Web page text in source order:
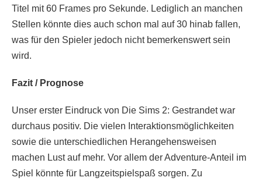
Titel mit 60 Frames pro Sekunde. Lediglich an manchen
Stellen könnte dies auch schon mal auf 30 hinab fallen,
was für den Spieler jedoch nicht bemerkenswert sein
wird.
Fazit / Prognose
Unser erster Eindruck von Die Sims 2: Gestrandet war
durchaus positiv. Die vielen Interaktionsmöglichkeiten
sowie die unterschiedlichen Herangehensweisen
machen Lust auf mehr. Vor allem der Adventure-Anteil im
Spiel könnte für Langzeitspielspaß sorgen. Zu